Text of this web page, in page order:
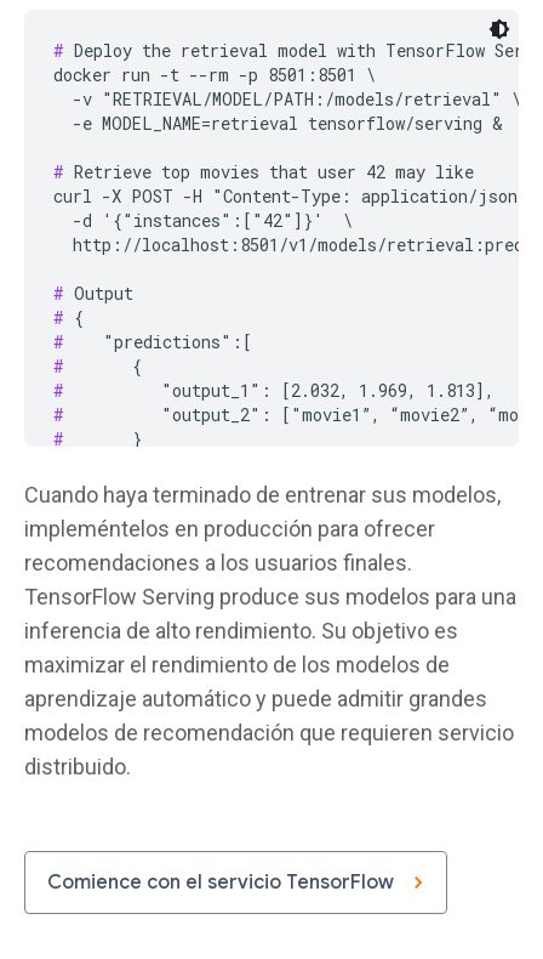
Cuando haya terminado de entrenar sus modelos,
impleméntelos en producción para ofrecer
recomendaciones a los usuarios finales.
TensorFlow Serving produce sus modelos para una
inferencia de alto rendimiento. Su objetivo es
maximizar el rendimiento de los modelos de
aprendizaje automático y puede admitir grandes
modelos de recomendación que requieren servicio
distribuido.
Comience con el servicio TensorFlow
# Deploy the retrieval model with TensorFlow
docker run -t --rm -p 8501:8501 \
  -v "RETRIEVAL/MODEL/PATH:/models/retrieval" \
  -e MODEL_NAME=retrieval tensorflow/serving &
# Retrieve top movies that user 42 may like
curl -X POST -H "Content-Type: application/json"
  -d '{"instances":["42"]}'  \
http://localhost:8501/v1/models/
#
#
#
#
#
#
#
# }
# Deploy the ranking model with TensorFlow Serving
docker run -t --rm -p 8501:8501 \
  -v "RANKING/MODEL/PATH:/models/ranking" \
  -e MODEL_NAME=ranking tensorflow/serving &
# Get the prediction score for user 42 and movie 3
-d '{"instances":[{"user_id":"42",
  http://localhost:8501/v1/models/ranking:predict
#